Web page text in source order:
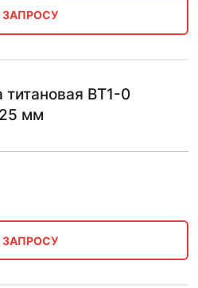
ЗАПРОСУ
титановая ВТ1-0
мм
ЗАПРОСУ